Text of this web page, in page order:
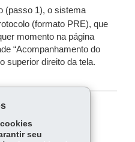
(passo 1), o sistema
(formato PRE), que
momento na página
“Acompanhamento do
superior direito da tela.
seu